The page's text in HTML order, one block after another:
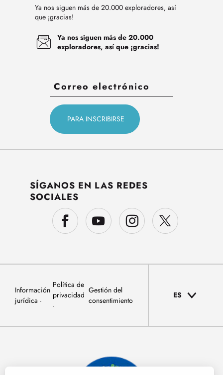
Ya nos siguen más de 20.000 exploradores, así
que ¡gracias!
Ya nos siguen más de 20.000
exploradores, así que ¡gracias!
SÍGANOS EN LAS REDES
SOCIALES
Información
jurídica
Política de
privacidad
Gestión del
consentimiento
ES